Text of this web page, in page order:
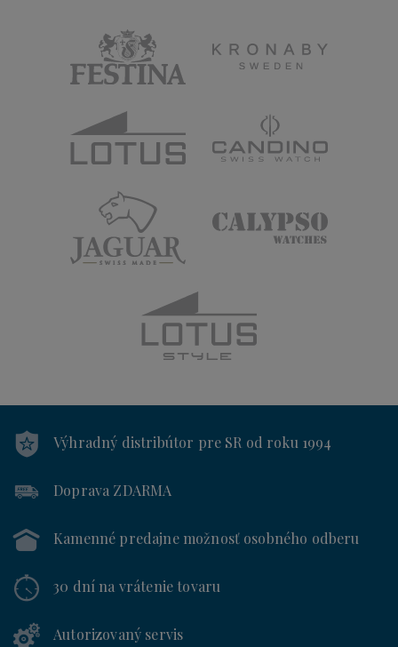
Výhradný distribútor pre SR od roku 1994
Doprava ZDARMA
Kamenné predajnemožnosť osobného odberu
30 dní na vrátenie tovaru
Autorizovaný servis